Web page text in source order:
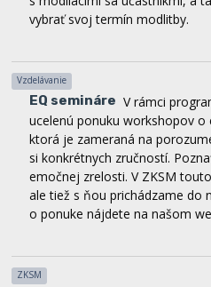
EQ semináre
ucelenú ponuku workshopov o
ktorá je zameraná na
si konkrétnych zručností.
emočnej zrelosti. V ZKSM
ale tiež s ňou prichádzame do
o ponuke nájdete na našom
Presťahované sídlo ZKSM